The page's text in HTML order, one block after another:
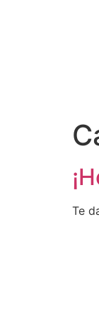
Te